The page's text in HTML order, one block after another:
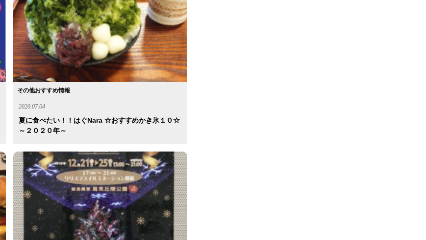
その他おすすめ情報
2020.07.04
夏に食べたい！！はぐnara ☆おすすめかき氷１０☆
～２０２０年～